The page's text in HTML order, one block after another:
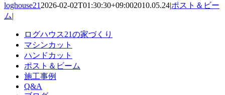
loghouse21 2026-02-02T01:30:30+09:002010.05.24|ポスト＆ビー
ム|
ログハウス21の家づくり
マシンカット
ハンドカット
ポスト＆ビーム
施工事例
Q&A